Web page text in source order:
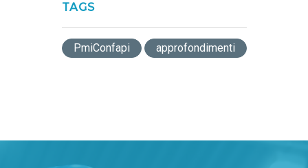
TAGS
PmiConfapi approfondimenti